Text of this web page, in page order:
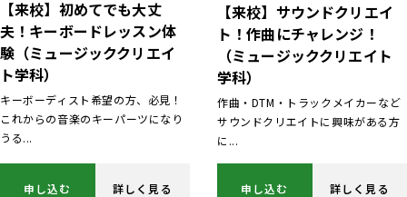
【来校】初めてでも大丈
夫！キーボードレッスン体
験（ミュージッククリエイ
ト学科）
キーボーディスト希望の方、必見！
これからの音楽のキーパーツになり
うる...
申し込む 詳しく見る
【来校】サウンドクリエイ
ト！作曲にチャレンジ！
（ミュージッククリエイト
学科）
作曲・DTM・トラックメイカーなど
サウンドクリエイトに興味がある方
に...
申し込む 詳しく見る